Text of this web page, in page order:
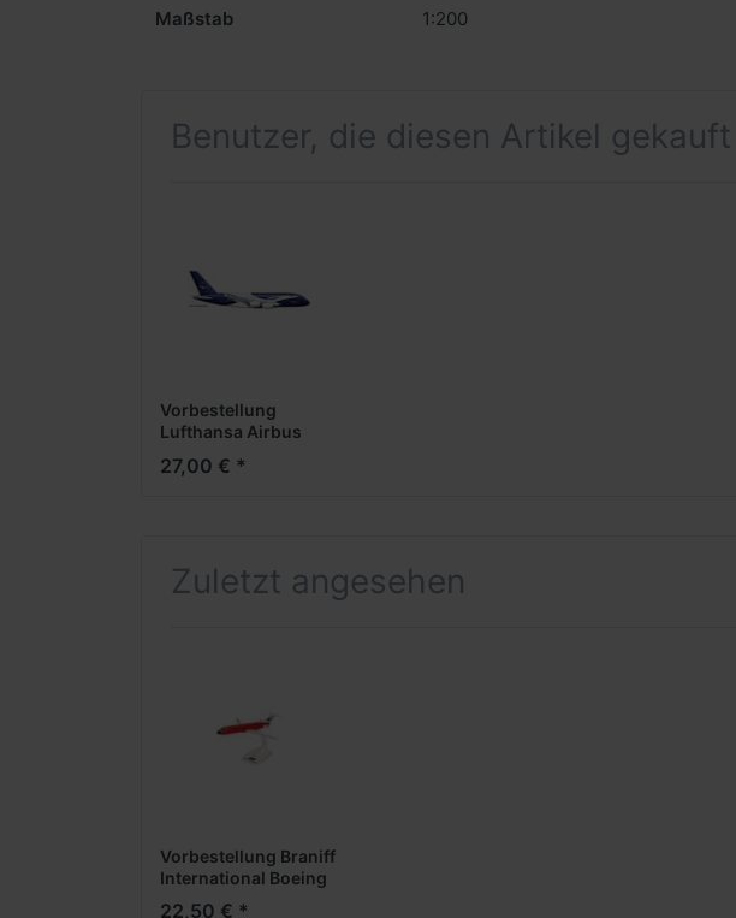
Maßstab 1:200
Benutzer, die diesen Artikel
Vorbestellung
Lufthansa Airbus
(1:250) -Snap-Fit-
27,00 € *
Zuletzt angesehen
Vorbestellung Braniff
International Boeing
727-200 - Solid Red
22,50 € *